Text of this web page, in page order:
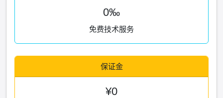
0‰
免费技术服务
保证金
¥0